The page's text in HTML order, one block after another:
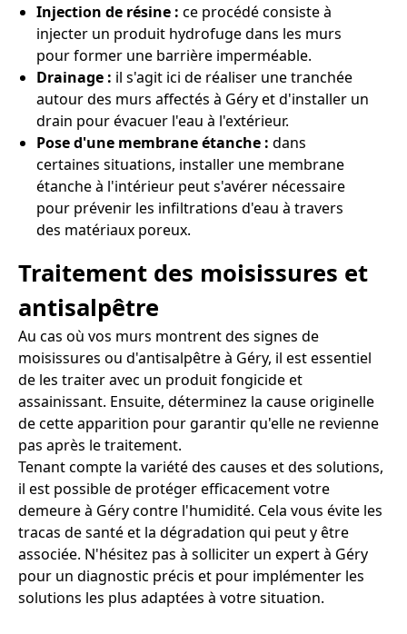
Injection de résine : ce procédé consiste à
injecter un produit hydrofuge dans les murs
pour former une barrière imperméable.
Drainage : il s'agit ici de réaliser une tranchée
autour des murs affectés à Géry et d'installer un
drain pour évacuer l'eau à l'extérieur.
Pose d'une membrane étanche : dans
certaines situations, installer une membrane
étanche à l'intérieur peut s'avérer nécessaire
pour prévenir les infiltrations d'eau à travers
des matériaux poreux.
Traitement des moisissures et
antisalpêtre
Au cas où vos murs montrent des signes de
moisissures ou d'antisalpêtre à Géry, il est essentiel
de les traiter avec un produit fongicide et
assainissant. Ensuite, déterminez la cause originelle
de cette apparition pour garantir qu'elle ne revienne
pas après le traitement.
Tenant compte la variété des causes et des solutions,
il est possible de protéger efficacement votre
demeure à Géry contre l'humidité. Cela vous évite les
tracas de santé et la dégradation qui peut y être
associée. N'hésitez pas à solliciter un expert à Géry
pour un diagnostic précis et pour implémenter les
solutions les plus adaptées à votre situation.